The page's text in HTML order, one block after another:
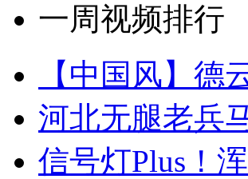
一周视频排行
【中国风】德
河北无腿老兵
信号灯Plus！